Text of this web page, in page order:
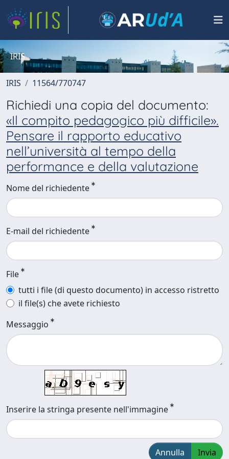
IRIS
IRIS 11564/770747
Richiedi una copia del documento:
«Il compito pedagogico più difficile».
Pensare il rapporto educativo
nell’università al tempo della
performance e della valutazione
Nome del richiedente
E-mail del richiedente
File
tutti i file (di questo documento) in accesso ristretto
il file(s) che avete richiesto
Messaggio
Inserire la stringa presente nell'immagine
Annulla Invia